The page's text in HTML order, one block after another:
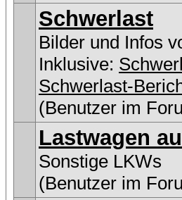
Schwerlast
Bilder und Infos
Inklusive:
Schwerlast-
(Benutzer im
Lastwagen
Sonstige LKWs
(Benutzer im